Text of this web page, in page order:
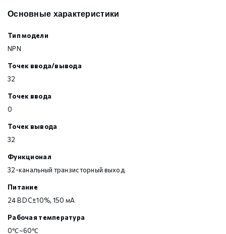
Основные характеристики
Тип модели
NPN
Точек ввода/вывода
32
Точек ввода
0
Точек вывода
32
Функционал
32-канальный транзисторный выход
Питание
24 В DC±10%, 150 мА
Рабочая температура
0℃~60℃